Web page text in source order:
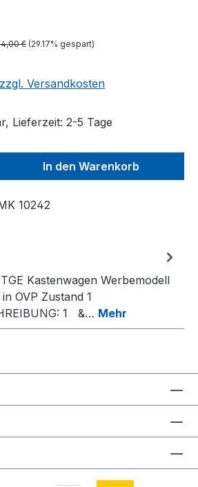
€ (29.17% gespart)
Versandkosten
Lieferzeit: 2-5 Tage
Gib den
In den Warenkorb
10242
Kastenwagen Werbemodell
OVP Zustand 1
1 &… Mehr